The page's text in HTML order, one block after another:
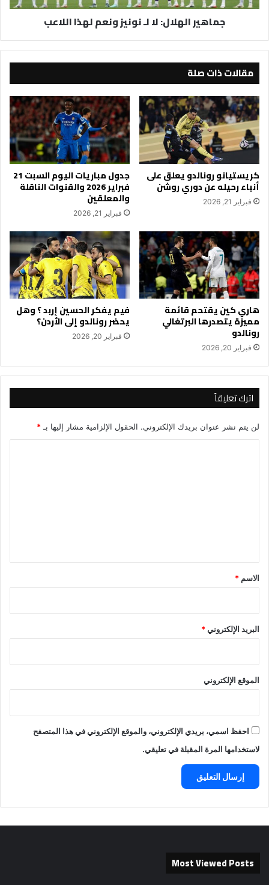
جماهير الهلال: لا لـ نونيز ونعم لهذا اللاعب
مقالات ذات صلة
كريستيانو رونالدو يعلق على
أنباء رحيله عن دوري روشن
فبراير 21, 2026
جدول مباريات اليوم السبت 21
فبراير 2026 والقنوات الناقلة
والمعلقين
فبراير 21, 2026
هاري كين يقتحم قائمة
مميزة يتصدرها البرتغالي
رونالدو
فبراير 20, 2026
فيم يفكر الحسين إربد ؟ وهل
يحضر رونالدو إلى الأردن؟
فبراير 20, 2026
اترك تعليقاً
لن يتم نشر عنوان بريدك الإلكتروني. الحقول الإلزامية مشار إليها بـ*
*
الاسم *
البريد الإلكتروني*
الموقع الإلكتروني
احفظ اسمي، بريدي الإلكتروني، والموقع الإلكتروني في هذا المتصفح
لاستخدامها المرة المقبلة في تعليقي.
Most Viewed Posts